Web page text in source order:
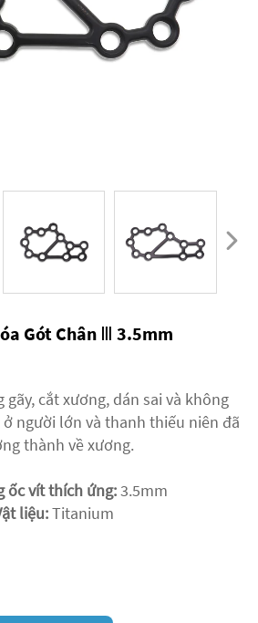
Gót Chân Ⅲ 3.5mm
gãy, cắt xương, dán sai và không
người lớn và thanh thiếu niên đã
thành về xương.
ốc vít thích ứng:3.5mm
liệu:Titanium